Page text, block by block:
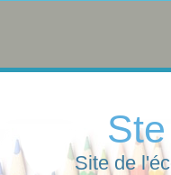
Site de